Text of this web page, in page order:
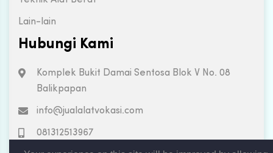
Lain-lain
Hubungi Kami
Komplek Bukit Damai Sentosa Blok V No. 08
Balikpapan
info@jualalatvokasi.com
081312513967